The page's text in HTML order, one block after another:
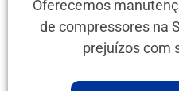
Oferecemos
de compressores na
prejuízos com